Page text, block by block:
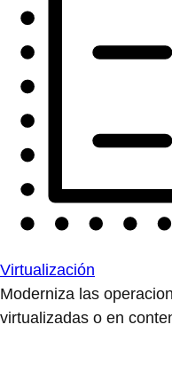
Virtualización
Moderniza las
virtualizadas o en